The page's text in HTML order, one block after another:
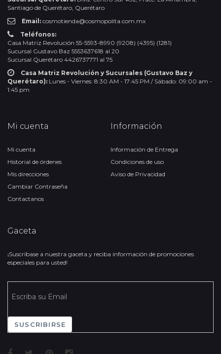
Santiago de Querétaro, Querétaro
Email: cosmotienda@cosmopolita.com.mx
Teléfonos:
Casa Matriz Revolución 55-5593-8990 (9208) (4395) (1281)
Sucursal Gustavo Baz 5553637618 al 20
Sucursal Querétaro 4426737771 al 75
Casa Matriz Revolución y Sucursales (Gustavo Baz y
Querétaro): Lunes - Viernes: 8:30 AM - 17:45 PM / Sábado: 09:00 am -
1:45 pm
Mi cuenta
Mi cuenta
Historial de órdenes
Mis direcciones
Cambiar Contraseña
Contactanos
Información
Información de Entrega
Condiciones de uso
Aviso de Privacidad
Gaceta
¡Suscríbase a nuestra gaceta y reciba información de promociones
especiales para usted!
SUSCRIBIRSE